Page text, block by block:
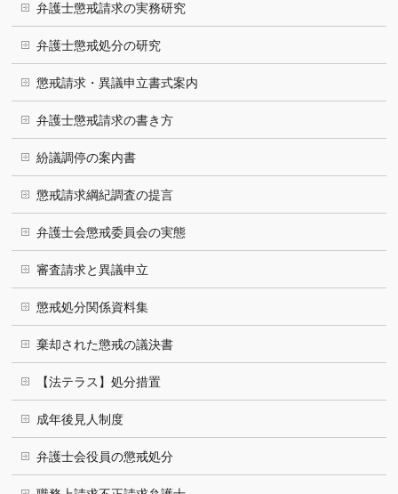
弁護士懲戒請求の実務研究
弁護士懲戒処分の研究
懲戒請求・異議申立書式案内
弁護士懲戒請求の書き方
紛議調停の案内書
懲戒請求綱紀調査の提言
弁護士会懲戒委員会の実態
審査請求と異議申立
懲戒処分関係資料集
棄却された懲戒の議決書
【法テラス】処分措置
成年後見人制度
弁護士会役員の懲戒処分